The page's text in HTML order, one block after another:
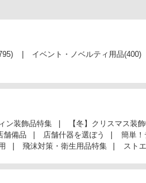
イベント・ノベルティ用品(400)
ン装飾品特集 【冬】クリスマス装
舗備品 店舗什器を選ぼう
簡単！
飛沫対策・衛生用品特集 スト